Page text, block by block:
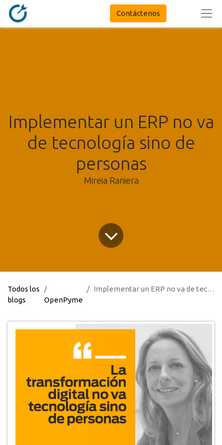
Contáctenos
Implementar un ERP no va
de tecnología sino de
personas
Mireia Raniera
Todos los
blogs
OpenPyme
Implementar un ERP no va de tecnología sino de personas